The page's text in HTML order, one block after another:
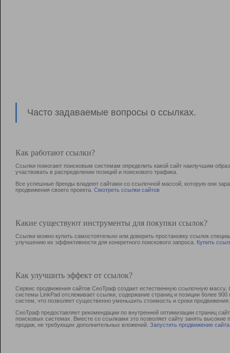
Часто задаваемые вопросы о ссылках.
Как работают ссылки?
Ссылки помогают поисковым системам определить какой сайт наилучшим
участвовать в раcпределении позиций и поискового трафика.
Все успешные бренды владеют сайтами со ссылочной массой, которую они
продвижения своего проекта. Смотреть ссылки сайтов
Какие существуют инструменты для покупки ссылок?
Ссылки можно купить самостоятельно или доверить простановку ссылок
улучшению их эффективности для конкретного поискового запроса. Купить
Как улучшить эффект от ссылок?
Сервис продвижения сайтов СеоТраф создает естественную ссылочную
системы LinkPad отслеживает ссылки, содержание страниц и позиции более
систем, что позволяет существенно уменьшить стоимость и сроки продвижения.
СеоТраф предоставляет рекомендации по внутренней оптимизации страниц
поисковых системах. Вместе со ссылками это позволяет сайту занять
продаж, не требующих дополнительных вложений. Запустить продвижение сайта